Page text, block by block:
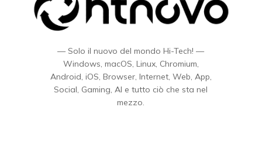
— Solo il nuovo del mondo Hi-Tech! —
Windows, macOS, Linux, Chromium,
Android, iOS, Browser, Internet, Web, App,
Social, Gaming, AI e tutto ciò che sta nel
mezzo.